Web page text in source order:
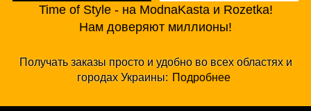
Time of Style - на ModnaKasta и Rozetka!
Нам доверяют миллионы!
Получать заказы просто и удобно во всех областях и
городах Украины: Подробнее